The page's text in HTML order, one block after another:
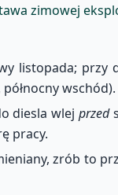
zimowej
listopada; przy
wschód).
diesla wlejprzed
pracy.
zrób to